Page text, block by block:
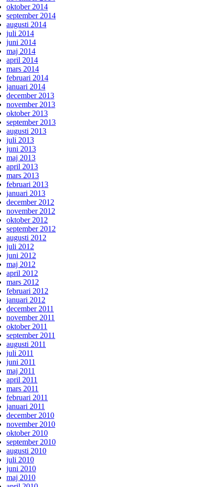
oktober 2014
september 2014
augusti 2014
juli 2014
juni 2014
maj 2014
april 2014
mars 2014
februari 2014
januari 2014
december 2013
november 2013
oktober 2013
september 2013
augusti 2013
juli 2013
juni 2013
maj 2013
april 2013
mars 2013
februari 2013
januari 2013
december 2012
november 2012
oktober 2012
september 2012
augusti 2012
juli 2012
juni 2012
maj 2012
april 2012
mars 2012
februari 2012
januari 2012
december 2011
november 2011
oktober 2011
september 2011
augusti 2011
juli 2011
juni 2011
maj 2011
april 2011
mars 2011
februari 2011
januari 2011
december 2010
november 2010
oktober 2010
september 2010
augusti 2010
juli 2010
juni 2010
maj 2010